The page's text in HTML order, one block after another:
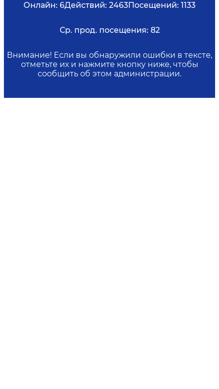
Онлайн: 6Действий: 2463Посещений: 1133
Ср. прод. посещения: 82
Внимание! Если вы обнаружили ошибки в тексте,
отметьте их и нажмите кнопку ниже, чтобы
сообщить об этом администрации.